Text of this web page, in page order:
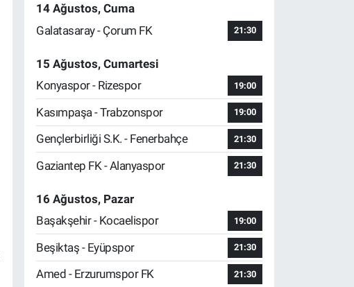
14 Ağustos, Cuma
Galatasaray - Çorum FK
21:30
15 Ağustos, Cumartesi
Konyaspor - Rizespor
19:00
Kasımpaşa - Trabzonspor 19:00
Gençlerbirliği S.K. - Fenerbahçe 21:30
Gaziantep FK - Alanyaspor 21:30
16 Ağustos, Pazar
Başakşehir - Kocaelispor
19:00
Beşiktaş - Eyüpspor 21:30
Amed - Erzurumspor FK 21:30